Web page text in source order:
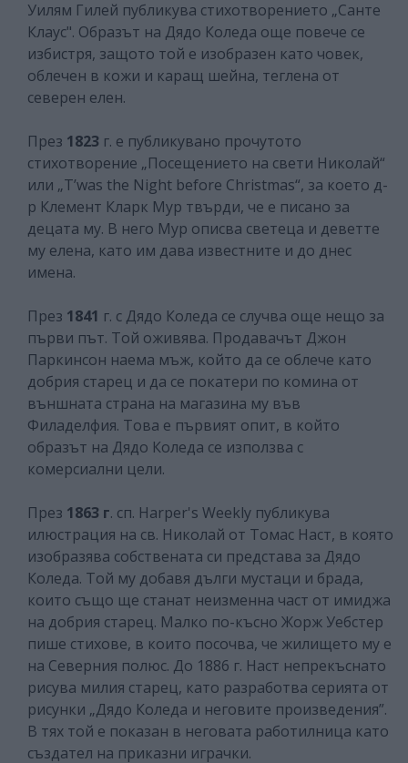
Уилям Гилей публикува стихотворението „Санте
Клаус". Образът на Дядо Коледа още повече се
избистря, защото той е изобразен като човек,
облечен в кожи и каращ шейна, теглена от
северен елен.
През 1823 г. е публикувано прочутото
стихотворение „Посещението на свети Николай“
или „T’was the Night before Christmas“, за което д-
р Клемент Кларк Мур твърди, че е писано за
децата му. В него Мур описва светеца и деветте
му елена, като им дава известните и до днес
имена.
През 1841 г. с Дядо Коледа се случва още нещо за
първи път. Той оживява. Продавачът Джон
Паркинсон наема мъж, който да се облече като
добрия старец и да се покатери по комина от
външната страна на магазина му във
Филаделфия. Това е първият опит, в който
образът на Дядо Коледа се използва с
комерсиални цели.
През 1863 г. сп. Harper's Weekly публикува
илюстрация на св. Николай от Томас Наст, в която
изобразява собствената си представа за Дядо
Коледа. Той му добавя дълги мустаци и брада,
които също ще станат неизменна част от имиджа
на добрия старец. Малко по-късно Жорж Уебстер
пише стихове, в които посочва, че жилището му е
на Северния полюс. До 1886 г. Наст непрекъснато
рисува милия старец, като разработва серията от
рисунки „Дядо Коледа и неговите произведения”.
В тях той е показан в неговата работилница като
създател на приказни играчки.